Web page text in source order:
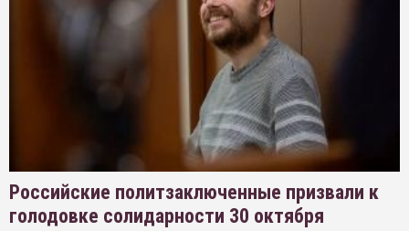
Российские политзаключенные призвали к
голодовке солидарности 30 октября